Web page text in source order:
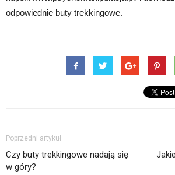
odpowiednie buty trekkingowe.
Poprzedni artykuł
Czy buty trekkingowe nadają się
w góry?